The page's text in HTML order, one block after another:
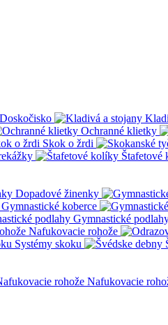
Doskočisko
Ochranné klietky
Skok o žrdi
Štafetové
Dopadové žinenky
Gymnastické koberce
Gymnastické
Nafukovacie rohože
Systémy skoku
Nafukovacie